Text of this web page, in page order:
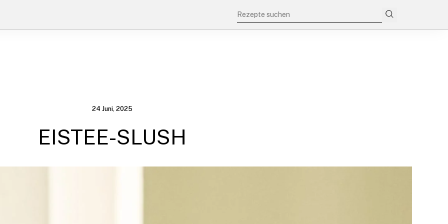
24 Juni, 2025
EISTEE-SLUSH